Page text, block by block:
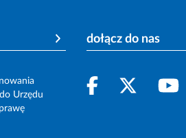
Urzędu
dołącz do nas